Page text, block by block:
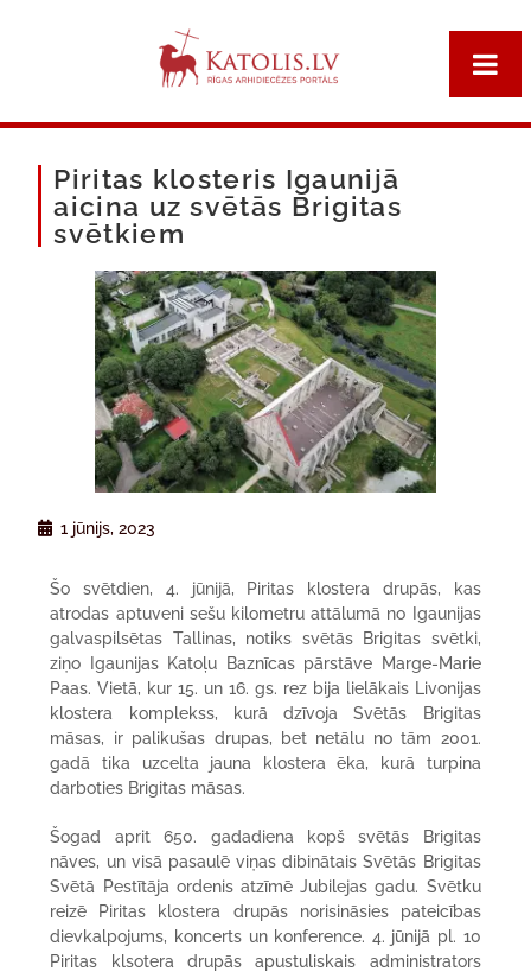
Piritas klosteris Igaunijā
aicina uz svētās Brigitas
svētkiem
1 jūnijs, 2023
Šo svētdien, 4. jūnijā, Piritas klostera drupās, kas
atrodas aptuveni sešu kilometru attālumā no Igaunijas
galvaspilsētas Tallinas, notiks svētās Brigitas svētki,
ziņo Igaunijas Katoļu Baznīcas pārstāve Marge-Marie
Paas. Vietā, kur 15. un 16. gs. rez bija lielākais Livonijas
klostera komplekss, kurā dzīvoja Svētās Brigitas
māsas, ir palikušas drupas, bet netālu no tām 2001.
gadā tika uzcelta jauna klostera ēka, kurā turpina
darboties Brigitas māsas.
Šogad aprit 650. gadadiena kopš svētās Brigitas
nāves, un visā pasaulē viņas dibinātais Svētās Brigitas
Svētā Pestītāja ordenis atzīmē Jubilejas gadu. Svētku
reizē Piritas klostera drupās norisināsies pateicības
dievkalpojums, koncerts un konference. 4. jūnijā pl. 10
Piritas klsotera drupās apustuliskais administrators